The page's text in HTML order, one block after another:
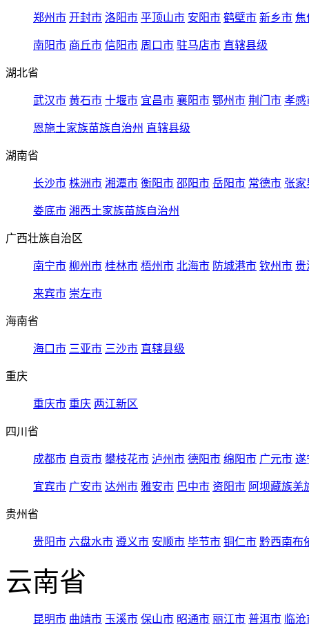
郑州市 开封市 洛阳市 平顶山市 安阳市 鹤壁市 新乡市 焦
南阳市 商丘市 信阳市 周口市 驻马店市 直辖县级
湖北省
武汉市 黄石市 十堰市 宜昌市 襄阳市 鄂州市 荆门市 孝感
恩施土家族苗族自治州 直辖县级
湖南省
长沙市 株洲市 湘潭市 衡阳市 邵阳市 岳阳市 常德市 张家
娄底市 湘西土家族苗族自治州
广西壮族自治区
南宁市 柳州市 桂林市 梧州市 北海市 防城港市 钦州市 贵
来宾市 崇左市
海南省
海口市 三亚市 三沙市 直辖县级
重庆
重庆市 重庆 两江新区
四川省
成都市 自贡市 攀枝花市 泸州市 德阳市 绵阳市 广元市 遂
宜宾市 广安市 达州市 雅安市 巴中市 资阳市 阿坝藏族羌
贵州省
贵阳市 六盘水市 遵义市 安顺市 毕节市 铜仁市 黔西南布
云南省
昆明市 曲靖市 玉溪市 保山市 昭通市 丽江市 普洱市 临